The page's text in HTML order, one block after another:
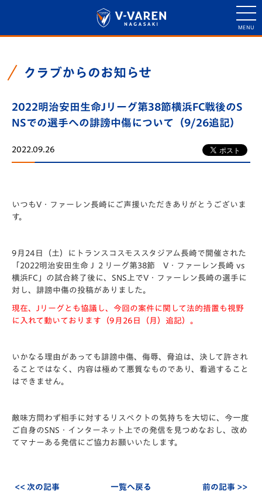
クラブからのお知らせ
2022明治安田生命Jリーグ第38節横浜FC戦後のS
NSでの選手への誹謗中傷について（9/26追記）
2022.09.26
いつもV・ファーレン長崎にご声援いただきありがとうございま
す。
9月24日（土）にトランスコスモススタジアム長崎で開催された
「 2022明治安田生命Ｊ２リーグ第38節 V・ファーレン長崎 vs
横浜FC」の試合終了後に、 SNS上でV・ファーレン長崎の選手に
対し、誹謗中傷の投稿がありました。
現在、Jリーグとも協議し、今回の案件に関して法的措置も視野
に入れて動いております（9月26日（月）追記）。
いかなる理由があっても誹謗中傷、侮辱、脅迫は、 決して許され
ることではなく、内容は極めて悪質なものであり、 看過すること
はできません。
敵味方問わず相手に対するリスペクトの気持ちを大切に、今一度
ご自身のSNS・インターネット上での発信を見つめなおし、改め
てマナーある発信にご協力お願いいたします。
<< 次の記事 一覧へ戻る 前の記事 >>